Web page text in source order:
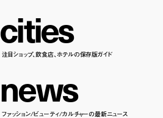
cities
注目ショップ、飲食店、ホテルの保存版ガイド
news
ファッション/ビューティ/カルチャーの最新ニュース